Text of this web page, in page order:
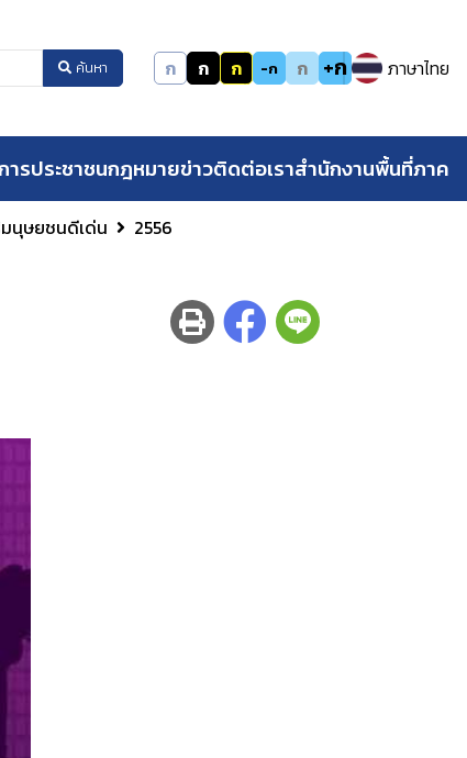
ค้นหา ก ก ก -ก ก +ก ภาษาไทย
ารประชาชนกฎหมายข่าวติดต่อเราสำนักงานพื้นที่ภาค
นุษยชนดีเด่น
2556